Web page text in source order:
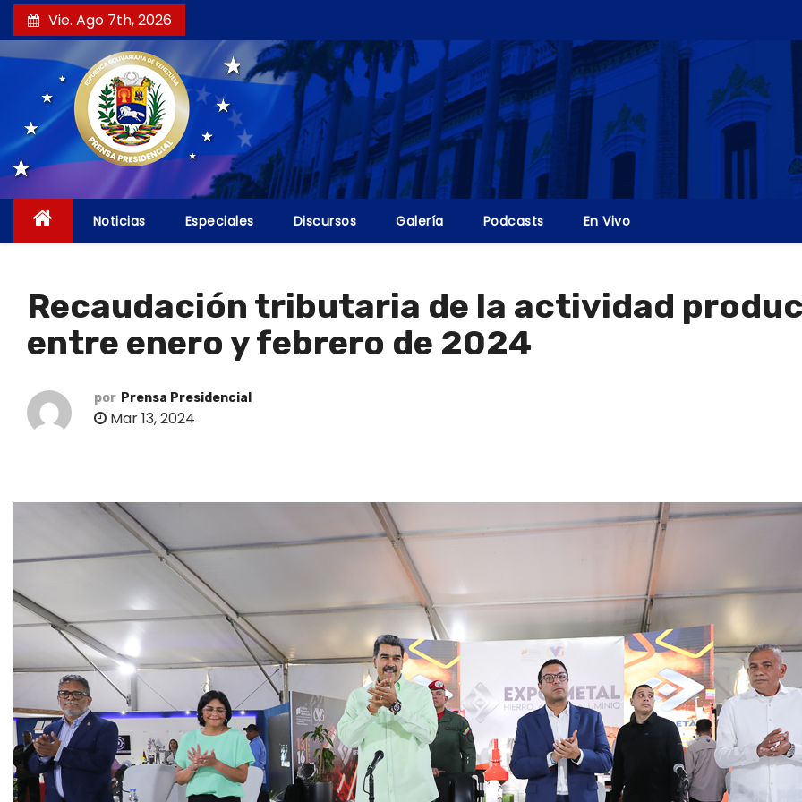
a
l
Vie. Ago 7th, 2026
Noticias Especiales Discursos Galería Podcasts En Vivo
Recaudación tributaria de la actividad
entre enero y febrero de 2024
por Prensa Presidencial
Mar 13, 2024